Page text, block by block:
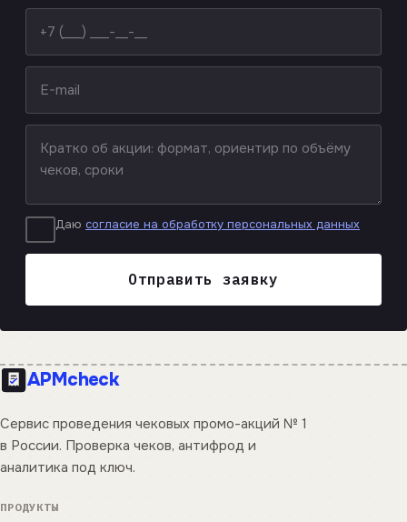
Даю согласие на обработку персональных данных
Отправить заявку
APMcheck
Сервис проведения чековых промо-акций № 1
в России. Проверка чеков, антифрод и
аналитика под ключ.
ПРОДУКТЫ